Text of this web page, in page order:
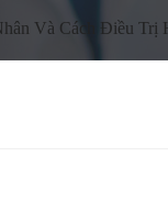
Và Cách Điều Trị